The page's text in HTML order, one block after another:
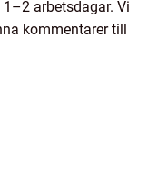
arbetsdagar. Vi
kommentarer till